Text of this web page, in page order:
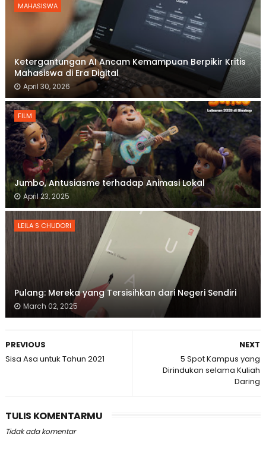
MAHASISWA
Ketergantungan AI Ancam Kemampuan Berpikir Kritis
Mahasiswa di Era Digital
April 30, 2026
FILM
Jumbo, Antusiasme terhadap Animasi Lokal
April 23, 2025
LEILA S CHUDORI
Pulang: Mereka yang Tersisihkan dari Negeri Sendiri
March 02, 2025
NEXT
5 Spot Kampus yang
Dirindukan selama Kuliah
Daring
PREVIOUS
Sisa Asa untuk Tahun 2021
TULIS KOMENTARMU
Tidak ada komentar